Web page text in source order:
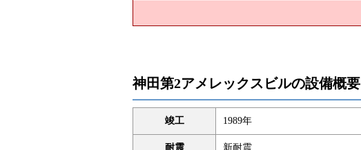
神田第2アメレックスビルの設備概要
竣工 1989年
耐震 新耐震